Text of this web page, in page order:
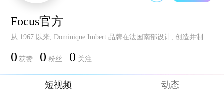
Focus官方
从 1967 以来, Dominique Imbert 品牌在法国南部设计, 创造并制造现代壁炉和炉灶
0 获赞 0 粉丝 0 关注
短视频 动态